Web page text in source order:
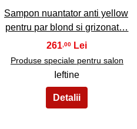
Sampon nuantator anti yellow
pentru par blond si grizonat…
261 ,00
Produse speciale pentru salon
Ieftine